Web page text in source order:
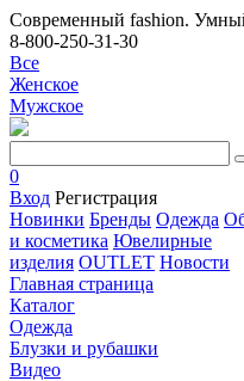
Современный fashion.
8-800-250-31-30
Все
Женское
Мужское
0
Вход Регистрация
Новинки Бренды Одежда
и косметика Ювелирные
изделия OUTLET Новости
Главная страница
Каталог
Одежда
Блузки и рубашки
Видео